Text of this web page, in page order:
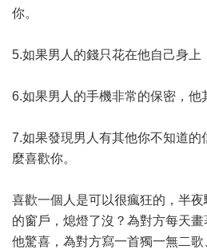
你。
5.如果男人的錢只花在他自己身上
6.如果男人的手機非常的保密，他
7.如果發現男人有其他你不知道的
麼喜歡你。
喜歡一個人是可以很瘋狂的，半
的窗戶，熄燈了沒？為對方每天
他驚喜，為對方寫一首獨一無二